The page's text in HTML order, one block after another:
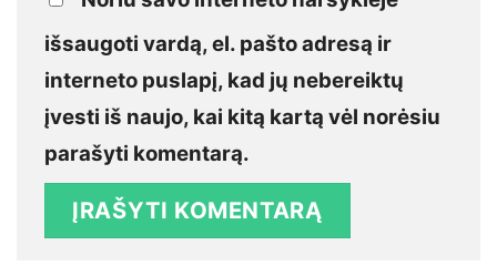
išsaugoti vardą, el. pašto adresą ir
interneto puslapį, kad jų nebereiktų
įvesti iš naujo, kai kitą kartą vėl norėsiu
parašyti komentarą.